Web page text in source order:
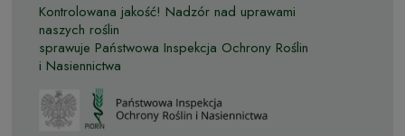
Kontrolowana jakość! Nadzór nad uprawami
naszych roślin
sprawuje Państwowa Inspekcja Ochrony Roślin
i Nasiennictwa